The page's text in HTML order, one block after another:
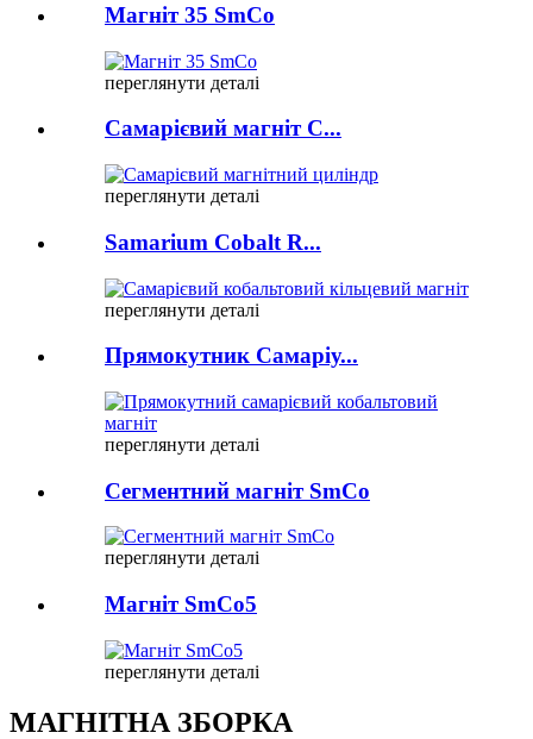
Магніт 35 SmCo
переглянути деталі
Самарієвий магніт C...
переглянути деталі
Samarium Cobalt R...
переглянути деталі
Прямокутник Самаріу...
переглянути деталі
Сегментний магніт SmCo
переглянути деталі
Магніт SmCo5
переглянути деталі
МАГНІТНА ЗБОРКА